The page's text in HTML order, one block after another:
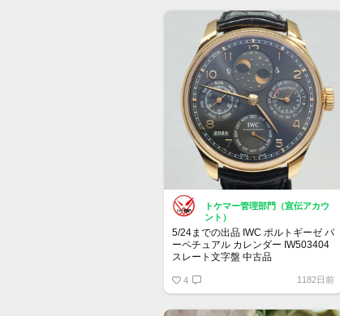
トケマー管理部門（宣伝アカウ
ント）
5/24までの出品 IWC ポルトギーゼ パ
ーペチュアル カレンダー IW503404
スレート文字盤 中古品
販売価格:2,580,000円（2023年5月
15日13時10分現在）
4 1182日前